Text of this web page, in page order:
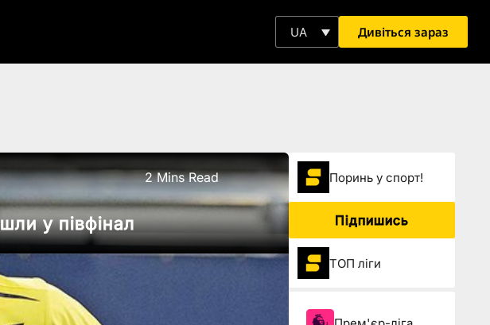
UA Дивіться зараз
2 Mins Read
у півфінал
Поринь у спорт!
Підпишись
ТОП ліги